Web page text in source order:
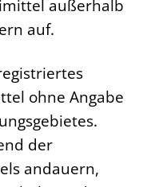
außerhalb
auf.
ohne Angabe
der
andauern,